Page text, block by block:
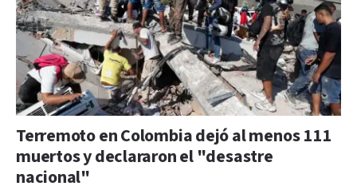
Terremoto en Colombia dejó al menos 111
muertos y declararon el "desastre
nacional"